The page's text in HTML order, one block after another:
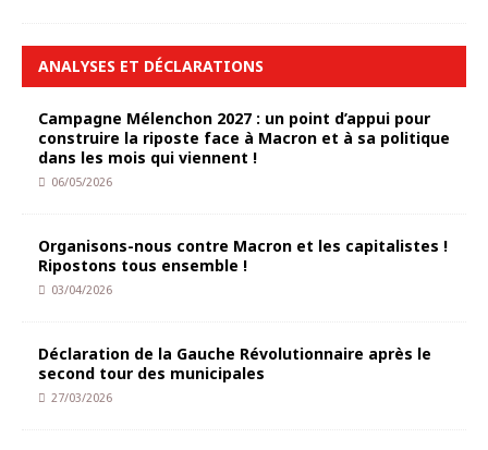
ANALYSES ET DÉCLARATIONS
Campagne Mélenchon 2027 : un point d’appui pour
construire la riposte face à Macron et à sa politique
dans les mois qui viennent !
06/05/2026
Organisons-nous contre Macron et les capitalistes !
Ripostons tous ensemble !
03/04/2026
Déclaration de la Gauche Révolutionnaire après le
second tour des municipales
27/03/2026